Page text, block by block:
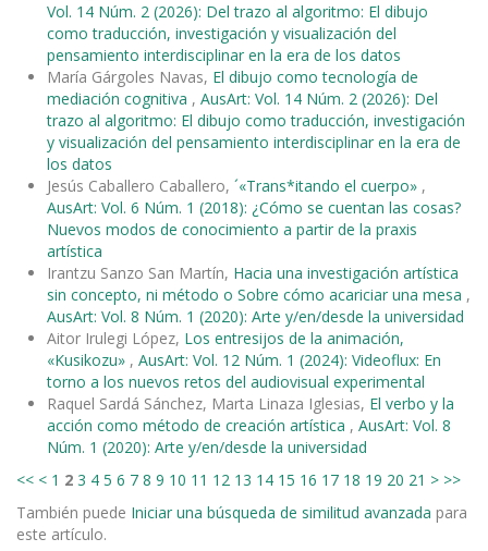
Vol. 14 Núm. 2 (2026): Del trazo al algoritmo: El dibujo
como traducción, investigación y visualización del
pensamiento interdisciplinar en la era de los datos
María Gárgoles Navas, El dibujo como tecnología de
mediación cognitiva , AusArt: Vol. 14 Núm. 2 (2026): Del
trazo al algoritmo: El dibujo como traducción, investigación
y visualización del pensamiento interdisciplinar en la era de
los datos
Jesús Caballero Caballero, ´«Trans*itando el cuerpo» ,
AusArt: Vol. 6 Núm. 1 (2018): ¿Cómo se cuentan las cosas?
Nuevos modos de conocimiento a partir de la praxis
artística
Irantzu Sanzo San Martín, Hacia una investigación artística
sin concepto, ni método o Sobre cómo acariciar una mesa ,
AusArt: Vol. 8 Núm. 1 (2020): Arte y/en/desde la universidad
Aitor Irulegi López, Los entresijos de la animación,
«Kusikozu» , AusArt: Vol. 12 Núm. 1 (2024): Videoflux: En
torno a los nuevos retos del audiovisual experimental
Raquel Sardá Sánchez, Marta Linaza Iglesias, El verbo y la
acción como método de creación artística , AusArt: Vol. 8
Núm. 1 (2020): Arte y/en/desde la universidad
<< < 1 2 3 4 5 6 7 8 9 10 11 12 13 14 15 16 17 18 19 20 21 > >>
También puede Iniciar una búsqueda de similitud avanzada para
este artículo.